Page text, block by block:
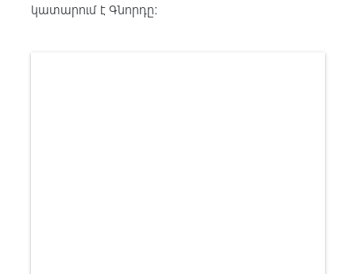
կատարում է Գնորդը: